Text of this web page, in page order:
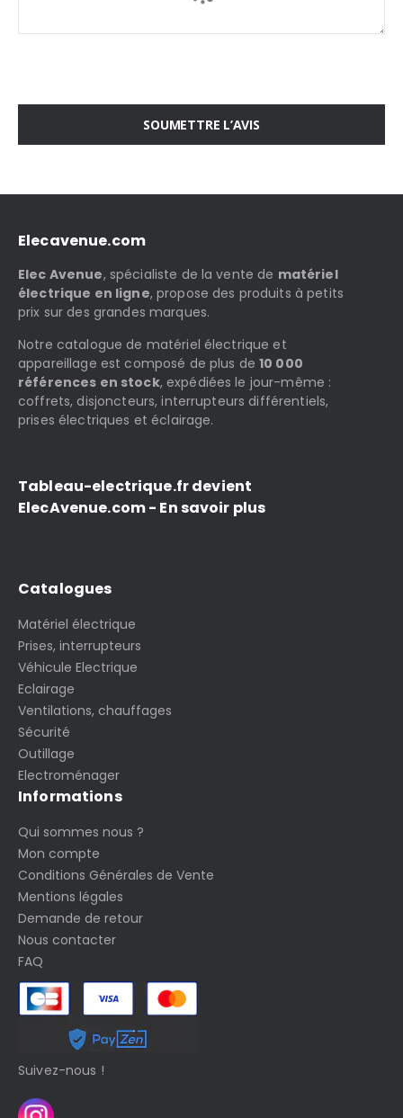
SOUMETTRE L’AVIS
Elecavenue.com
Elec Avenue, spécialiste de la vente de matériel
électrique en ligne, propose des produits à petits
prix sur des grandes marques.
Notre catalogue de matériel électrique et
appareillage est composé de plus de10 000
références en stock, expédiées le jour-même :
coffrets, disjoncteurs, interrupteurs différentiels,
prises électriques et éclairage.
Tableau-electrique.fr devient
ElecAvenue.com - En savoir plus
Catalogues
Matériel électrique
Prises, interrupteurs
Véhicule Electrique
Eclairage
Ventilations, chauffages
Sécurité
Outillage
Electroménager
Informations
Qui sommes nous ?
Mon compte
Conditions Générales de Vente
Mentions légales
Demande de retour
Nous contacter
FAQ
Suivez-nous !